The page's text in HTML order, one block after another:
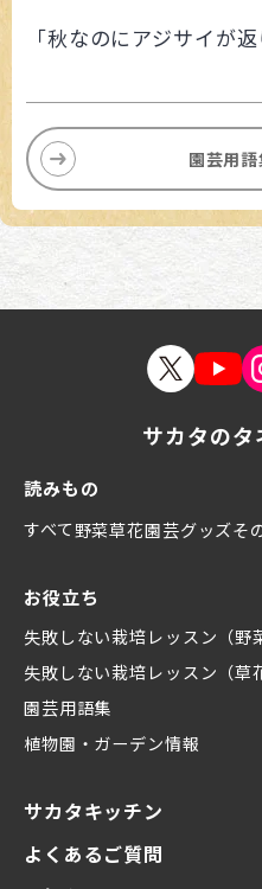
「秋なのにアジサイが
園芸用
サカタの
読みもの
すべて野菜草花園芸グッズそ
お役立ち
失敗しない栽培レッスン（野
失敗しない栽培レッスン（草
園芸用語集
植物園・ガーデン情報
サカタキッチン
よくあるご質問